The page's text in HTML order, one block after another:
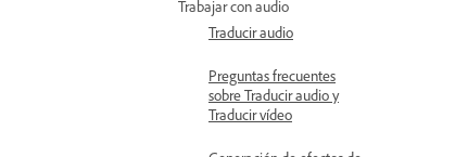
Trabajar con audio
Traducir audio
Preguntas frecuentes
sobre Traducir audio y
Traducir vídeo